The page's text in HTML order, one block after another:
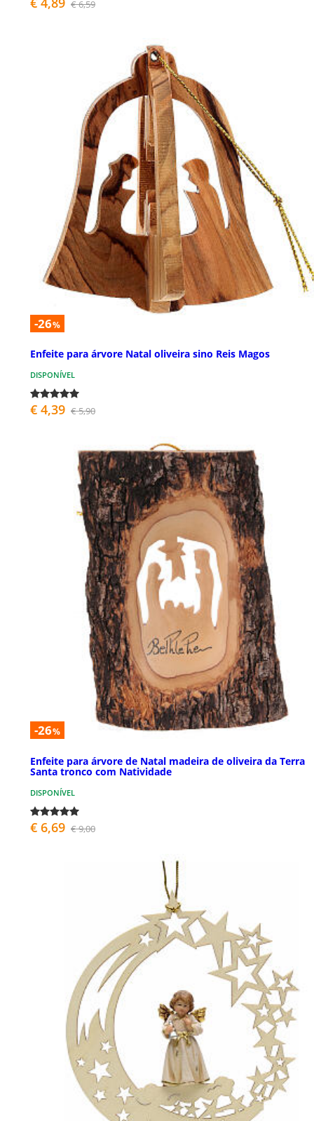
€ 6,59
-26%
Enfeite para árvore Natal oliveira sino Reis Magos
DISPONÍVEL
€ 4,39 € 5,90
-26%
Enfeite para árvore de Natal madeira de oliveira da Terra
Santa tronco com Natividade
DISPONÍVEL
€ 6,69 € 9,00